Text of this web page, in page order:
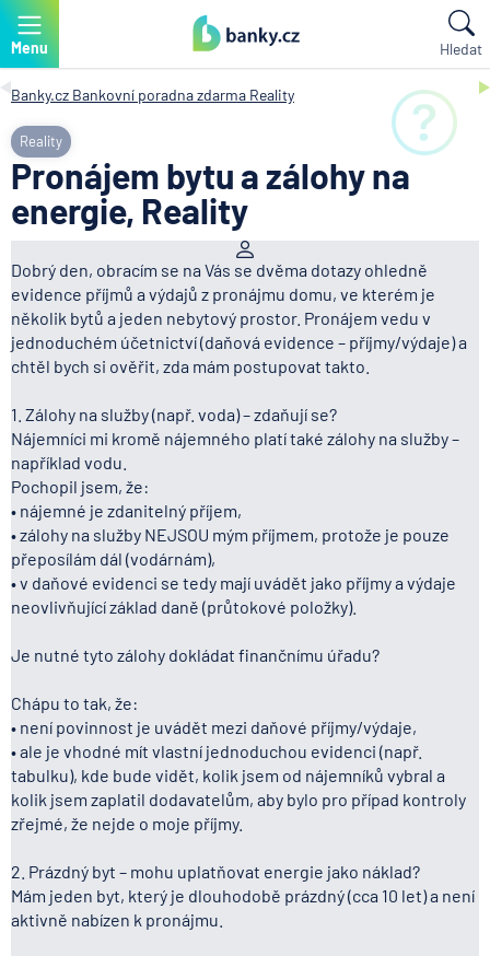
Menu Hledat
Banky.cz Bankovní poradna zdarma Reality
Reality
Pronájem bytu a zálohy na
energie, Reality
Dobrý den, obracím se na Vás se dvěma dotazy ohledně
evidence příjmů a výdajů z pronájmu domu, ve kterém je
několik bytů a jeden nebytový prostor. Pronájem vedu v
jednoduchém účetnictví (daňová evidence – příjmy/výdaje) a
chtěl bych si ověřit, zda mám postupovat takto.
1. Zálohy na služby (např. voda) – zdaňují se?
Nájemníci mi kromě nájemného platí také zálohy na služby –
například vodu.
Pochopil jsem, že:
• nájemné je zdanitelný příjem,
• zálohy na služby NEJSOU mým příjmem, protože je pouze
přeposílám dál (vodárnám),
• v daňové evidenci se tedy mají uvádět jako příjmy a výdaje
neovlivňující základ daně (průtokové položky).
Je nutné tyto zálohy dokládat finančnímu úřadu?
Chápu to tak, že:
• není povinnost je uvádět mezi daňové příjmy/výdaje,
• ale je vhodné mít vlastní jednoduchou evidenci (např.
tabulku), kde bude vidět, kolik jsem od nájemníků vybral a
kolik jsem zaplatil dodavatelům, aby bylo pro případ kontroly
zřejmé, že nejde o moje příjmy.
2. Prázdný byt – mohu uplatňovat energie jako náklad?
Mám jeden byt, který je dlouhodobě prázdný (cca 10 let) a není
aktivně nabízen k pronájmu.